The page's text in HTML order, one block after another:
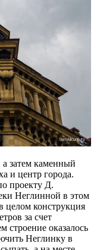
затем каменный
и центр города.
проекту Д.
Неглинной в этом
целом конструкция
за счет
строение оказалось
Неглинку в